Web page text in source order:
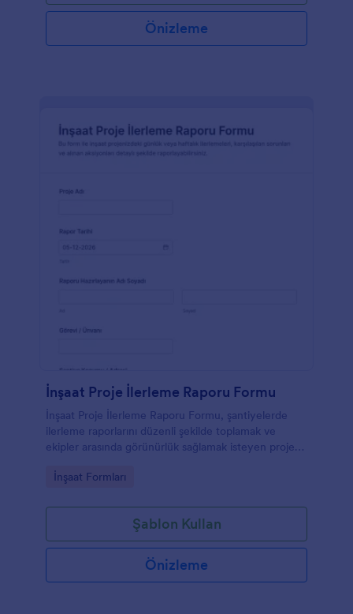
Önizleme
İnşaat Proje İlerleme Raporu Formu
İnşaat Proje İlerleme Raporu Formu, şantiyelerde
ilerleme raporlarını düzenli şekilde toplamak ve
ekipler arasında görünürlük sağlamak isteyen proje
şablonudur.
Go to Category:
İnşaat Formları
Şablon Kullan
Önizleme